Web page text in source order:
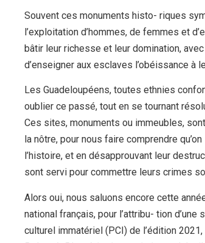
Souvent ces monuments histo- riques
l’exploitation d’hommes, de femmes et
bâtir leur richesse et leur domination,
d’enseigner aux esclaves l’obéissance à
Les Guadeloupéens, toutes ethnies
oublier ce passé, tout en se tournant
Ces sites, monuments ou immeubles,
la nôtre, pour nous faire comprendre
l’histoire, et en désapprouvant leur
sont servi pour commettre leurs crimes
Alors oui, nous saluons encore cette
national français, pour l’attribu- tion
culturel immatériel (PCI) de l’édition